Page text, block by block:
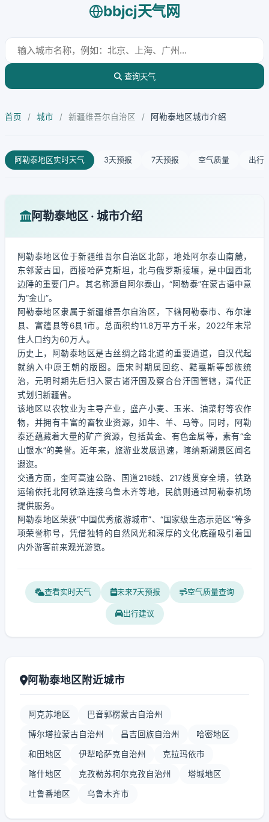
bbjcj天气网
查询天气
首页 / 城市 / 新疆维吾尔自治区 / 阿勒泰地区城市介绍
阿勒泰地区实时天气 3天预报 7天预报 空气质量 出行
阿勒泰地区 · 城市介绍
阿勒泰地区位于新疆维吾尔自治区北部，地处阿尔泰山南麓，
东邻蒙古国，西接哈萨克斯坦，北与俄罗斯接壤，是中国西北
边陲的重要门户。其名称源自阿尔泰山，“阿勒泰”在蒙古语中意
为“金山”。
阿勒泰地区隶属于新疆维吾尔自治区，下辖阿勒泰市、布尔津
县、富蕴县等6县1市。总面积约11.8万平方千米，2022年末常
住人口约为60万人。
历史上，阿勒泰地区是古丝绸之路北道的重要通道，自汉代起
就纳入中原王朝的版图。唐宋时期属回纥、黠戛斯等部族统
治，元明时期先后归入蒙古诸汗国及察合台汗国管辖，清代正
式划归新疆省。
该地区以农牧业为主导产业，盛产小麦、玉米、油菜籽等农作
物，并拥有丰富的畜牧业资源，如牛、羊、马等。同时，阿勒
泰还蕴藏着大量的矿产资源，包括黄金、有色金属等，素有“金
山银水”的美誉。近年来，旅游业发展迅速，喀纳斯湖景区闻名
遐迩。
交通方面，奎阿高速公路、国道216线、217线贯穿全境，铁路
运输依托北阿铁路连接乌鲁木齐等地，民航则通过阿勒泰机场
提供服务。
阿勒泰地区荣获“中国优秀旅游城市”、“国家级生态示范区”等多
项荣誉称号，凭借独特的自然风光和深厚的文化底蕴吸引着国
内外游客前来观光游览。
查看实时天气 未来7天预报 空气质量查询
出行建议
阿勒泰地区附近城市
阿克苏地区 巴音郭楞蒙古自治州
博尔塔拉蒙古自治州 昌吉回族自治州 哈密地区
和田地区 伊犁哈萨克自治州 克拉玛依市
喀什地区 克孜勒苏柯尔克孜自治州 塔城地区
吐鲁番地区 乌鲁木齐市